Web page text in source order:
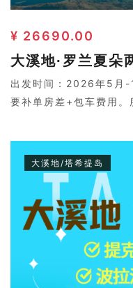
¥ 26690.00
大溪地·罗兰夏朵
出发时间：2026年5月-
要补单房差+包车费用。
大溪地/塔希提岛